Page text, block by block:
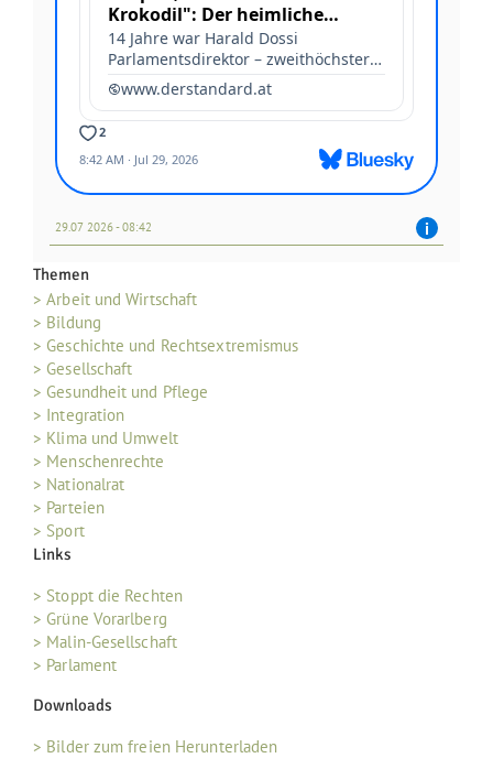
29.07 2026 - 08:42
Themen
> Arbeit und Wirtschaft
> Bildung
> Geschichte und Rechtsextremismus
> Gesellschaft
> Gesundheit und Pflege
> Integration
> Klima und Umwelt
> Menschenrechte
> Nationalrat
> Parteien
> Sport
Links
> Stoppt die Rechten
> Grüne Vorarlberg
> Malin-Gesellschaft
> Parlament
Downloads
> Bilder zum freien Herunterladen